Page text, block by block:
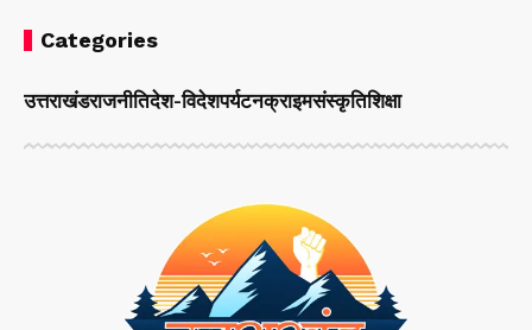
Categories
उत्तराखंडराजनीतिदेश-विदेशपर्यटनक्राइमसंस्कृतिशिक्षा